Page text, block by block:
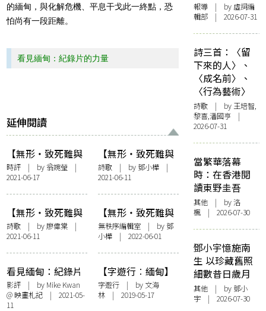
的緬甸，與化解危機、平息干戈此一終點，恐
怕尚有一段距離。
看見緬甸：紀錄片的力量
延伸閱讀
【無形・致死難與
抗爭，緬甸】在無
能為力的世界，用
盡全力去奮鬥
時評 | by翁婉瑩 |
2021-06-17
【無形・致死難與
抗爭，緬甸】據說
是被我們啟發
詩歌| by鄧小樺|
2021-06-11
【無形・致死難與
抗爭，緬甸】致一
名受刑的緬甸抗爭
者
詩歌 | by廖偉棠 |
2021-06-11
【無形・致死難與
抗爭，緬甸】前置
詞：怎麼說，緬
甸，我們
無秩序編輯室| by鄧
小樺| 2022-06-01
看見緬甸：紀錄片
的力量
影評 | by Mike Kwan
@ 映畫札記 | 2021-05-
11
【字遊行︰緬甸】
以守塔者之名
字遊行| by 文海
林| 2019-05-17
報導 | by 虛詞編
輯部 | 2026-07-31
詩三首：〈留
下來的人〉、
〈成名前〉、
〈行為藝術〉
詩歌 | by 王培智,
黎喜,潘國亨 |
2026-07-31
當繁華落幕
時：在香港閱
讀東野圭吾
其他 | by洛
楓 | 2026-07-30
鄧小宇憶施南
生 以珍藏舊照
細數昔日歲月
其他 | by 鄧小
宇 | 2026-07-30